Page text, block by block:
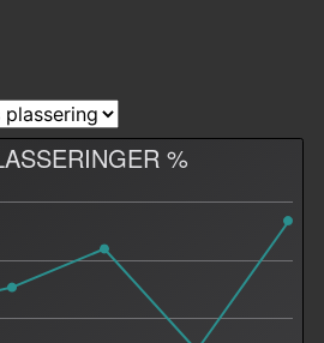
%